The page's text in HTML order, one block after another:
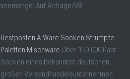
Auf Anfrage/VB
Restposten A-Ware Socken Strümpfe
Paletten Mischware Über 150.000 Paar
Socken eines bekannten deutschen
großen Versandhandelsunternehmen